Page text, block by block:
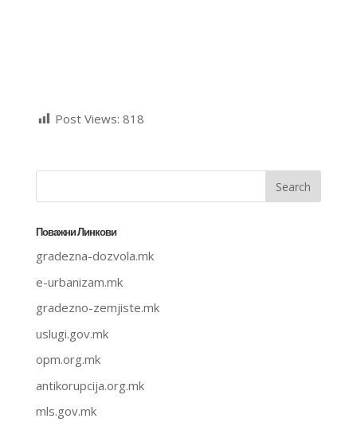
Post Views: 818
Поважни Линкови
gradezna-dozvola.mk
e-urbanizam.mk
gradezno-zemjiste.mk
uslugi.gov.mk
opm.org.mk
antikorupcija.org.mk
mls.gov.mk